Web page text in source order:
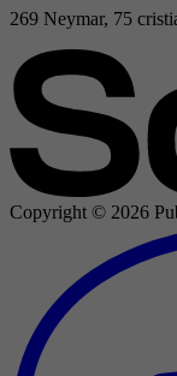
269 Neymar, 75
Copyright © 2026